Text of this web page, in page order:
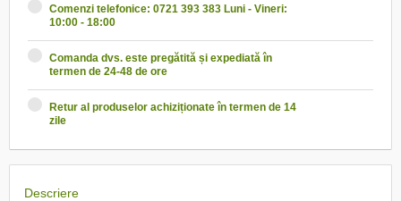
Comenzi telefonice: 0721 393 383 Luni - Vineri:
10:00 - 18:00
Comanda dvs. este pregătită și expediată în
termen de 24-48 de ore
Retur al produselor achiziționate în termen de 14
zile
Descriere